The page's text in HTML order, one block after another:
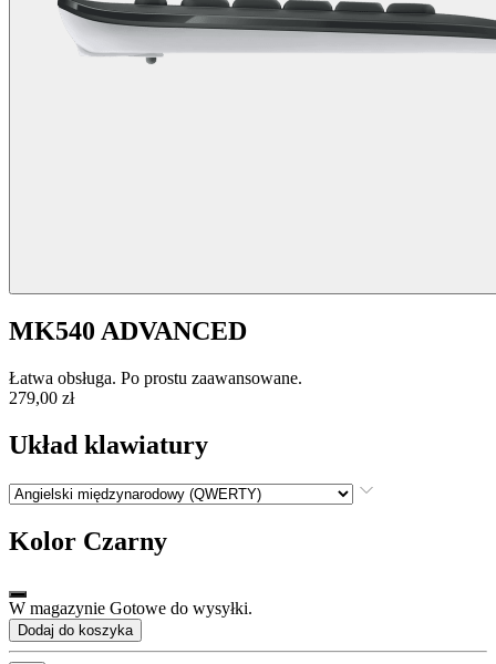
MK540 ADVANCED
Łatwa obsługa. Po prostu zaawansowane.
279,00 zł
Układ klawiatury
Kolor Czarny
W magazynie Gotowe do wysyłki.
Dodaj do koszyka